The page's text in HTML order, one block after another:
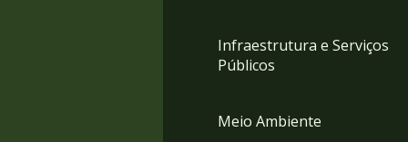
Infraestrutura e Serviços
Públicos
Meio Ambiente